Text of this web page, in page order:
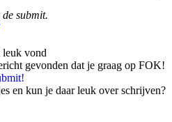
submit.
leuk vond
gevonden dat je graag op FOK!
en kun je daar leuk over schrijven?